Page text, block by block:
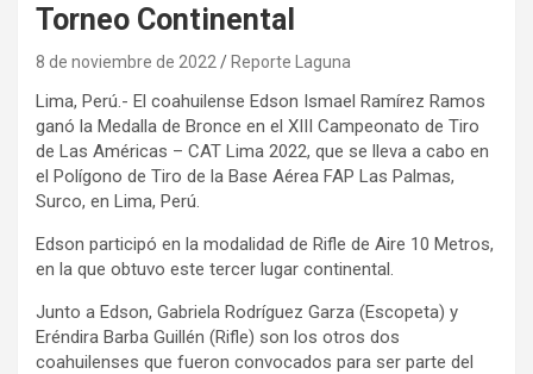
Torneo Continental
8 de noviembre de 2022 Reporte Laguna
Lima, Perú.- El coahuilense Edson Ismael Ramírez Ramos
ganó la Medalla de Bronce en el XIII Campeonato de Tiro
de Las Américas – CAT Lima 2022, que se lleva a cabo en
el Polígono de Tiro de la Base Aérea FAP Las Palmas,
Surco, en Lima, Perú.
Edson participó en la modalidad de Rifle de Aire 10 Metros,
en la que obtuvo este tercer lugar continental.
Junto a Edson, Gabriela Rodríguez Garza (Escopeta) y
Eréndira Barba Guillén (Rifle) son los otros dos
coahuilenses que fueron convocados para ser parte del